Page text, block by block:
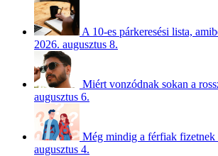
A 10-es párkeresési lista,
2026. augusztus 8.
Miért vonzódnak sokan a
augusztus 6.
Még mindig a férfiak fizetnek
augusztus 4.